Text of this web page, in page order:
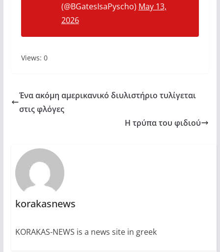
(@BGatesIsaPyscho) May 13,
2026
Views: 0
Ένα ακόμη αμερικανικό διυλιστήριο τυλίγεται
στις φλόγες
Η τρύπα του φιδιού
korakasnews
KORAKAS-NEWS is a news site in greek